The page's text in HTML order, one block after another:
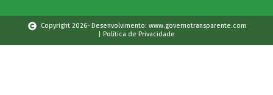
Copyright 2026- Desenvolvimento: www.governotransparente.com
| Política de Privacidade